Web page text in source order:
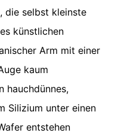
die selbst kleinste
künstlichen
Arm mit einer
kaum
hauchdünnes,
Silizium unter einen
entstehen